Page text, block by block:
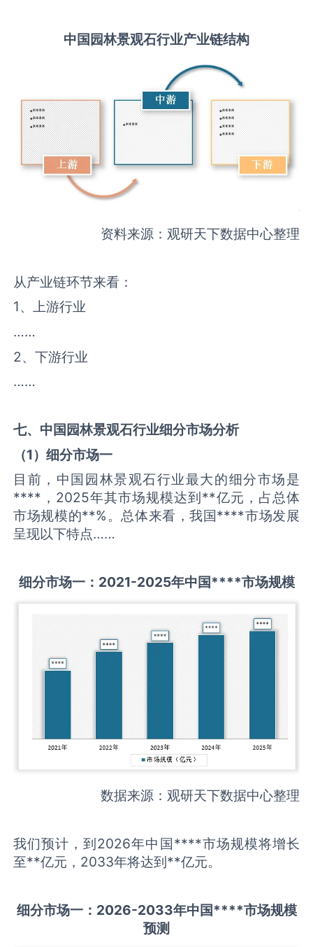
中国园林景观石行业产业链结构
资料来源：观研天下数据中心整理
从产业链环节来看：
1、上游行业
……
2、下游行业
……
七、中国园林景观石行业细分市场分析
（1）细分市场一
目前，中国园林景观石行业最大的细分市场是
****，2025年其市场规模达到**亿元，占总体
市场规模的**%。总体来看，我国****市场发展
呈现以下特点……
细分市场一： 2021-2025年中国****市场规模
数据来源：观研天下数据中心整理
我们预计，到2026年中国****市场规模将增长
至**亿元，2033年将达到**亿元。
细分市场一： 2026-2033年中国****市场规模
预测